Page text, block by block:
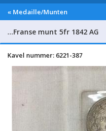
« Medaille/Munten
…Franse munt 5fr 1842 AG
Kavel nummer: 6221-387